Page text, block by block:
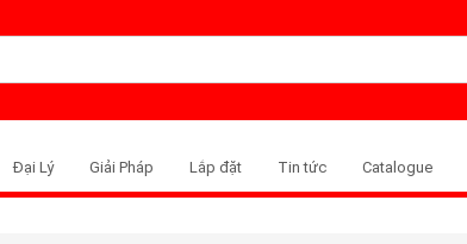
Đại Lý Giải Pháp Lắp đặt Tin tức Catalogue